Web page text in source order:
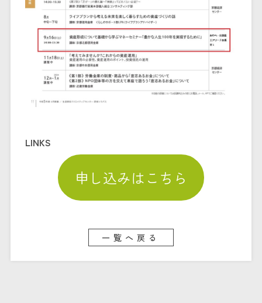
LINKS
申し込みはこちら
一覧へ戻る